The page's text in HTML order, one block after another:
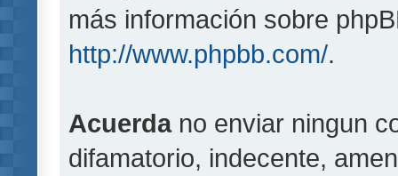
más información sobre
http://www.phpbb.com/.
Acuerdano enviar ningun
difamatorio, indecente,